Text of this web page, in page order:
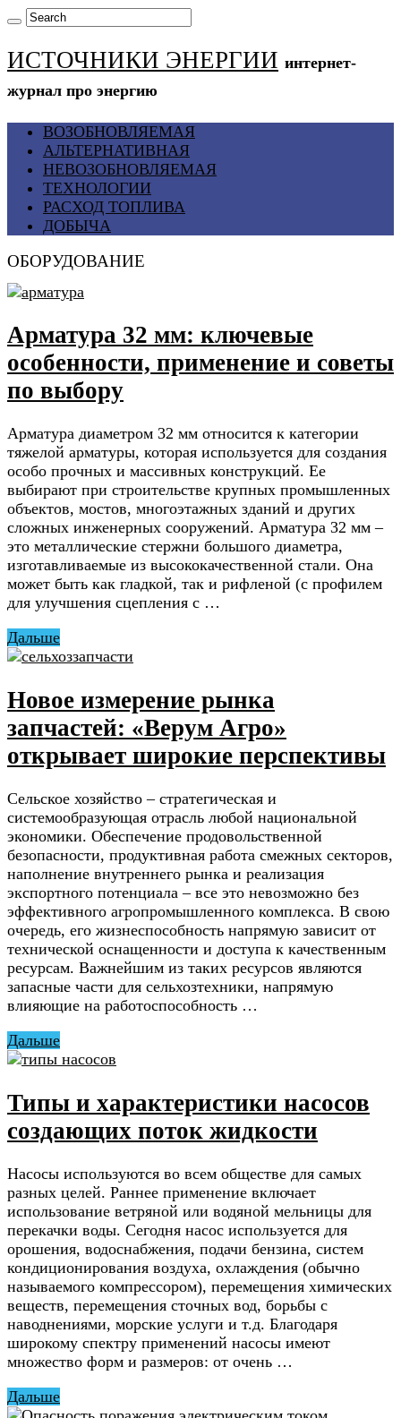
ИСТОЧНИКИ ЭНЕРГИИ интернет-
журнал про энергию
ВОЗОБНОВЛЯЕМАЯ
АЛЬТЕРНАТИВНАЯ
НЕВОЗОБНОВЛЯЕМАЯ
ТЕХНОЛОГИИ
РАСХОД ТОПЛИВА
ДОБЫЧА
ОБОРУДОВАНИЕ
Арматура 32 мм: ключевые
особенности, применение и советы
по выбору
Арматура диаметром 32 мм относится к категории
тяжелой арматуры, которая используется для создания
особо прочных и массивных конструкций. Ее
выбирают при строительстве крупных промышленных
объектов, мостов, многоэтажных зданий и других
сложных инженерных сооружений. Арматура 32 мм –
это металлические стержни большого диаметра,
изготавливаемые из высококачественной стали. Она
может быть как гладкой, так и рифленой (с профилем
для улучшения сцепления с …
Дальше
Новое измерение рынка
запчастей: «Верум Агро»
открывает широкие перспективы
Сельское хозяйство – стратегическая и
системообразующая отрасль любой национальной
экономики. Обеспечение продовольственной
безопасности, продуктивная работа смежных секторов,
наполнение внутреннего рынка и реализация
экспортного потенциала – все это невозможно без
эффективного агропромышленного комплекса. В свою
очередь, его жизнеспособность напрямую зависит от
технической оснащенности и доступа к качественным
ресурсам. Важнейшим из таких ресурсов являются
запасные части для сельхозтехники, напрямую
влияющие на работоспособность …
Дальше
Типы и характеристики насосов
создающих поток жидкости
Насосы используются во всем обществе для самых
разных целей. Раннее применение включает
использование ветряной или водяной мельницы для
перекачки воды. Сегодня насос используется для
орошения, водоснабжения, подачи бензина, систем
кондиционирования воздуха, охлаждения (обычно
называемого компрессором), перемещения химических
веществ, перемещения сточных вод, борьбы с
наводнениями, морские услуги и т.д. Благодаря
широкому спектру применений насосы имеют
множество форм и размеров: от очень …
Дальше